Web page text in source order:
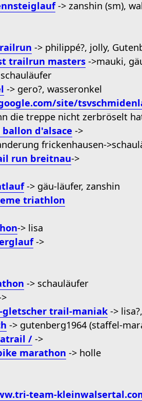
-> zanshin (sm),
-> philippé?, jolly,
trailrun masters ->mauki,
-> gero?, wasseronkel
site/
die treppe nicht zerbröselt
d'alsace ->
frickenhausen-
run breitnau->
-> gäu-läufer, zanshin
triathlon
-> lisa
->
-> schauläufer
trail-maniak ->
-> gutenberg1964 (staffel-
/ ->
marathon -> holle
team-